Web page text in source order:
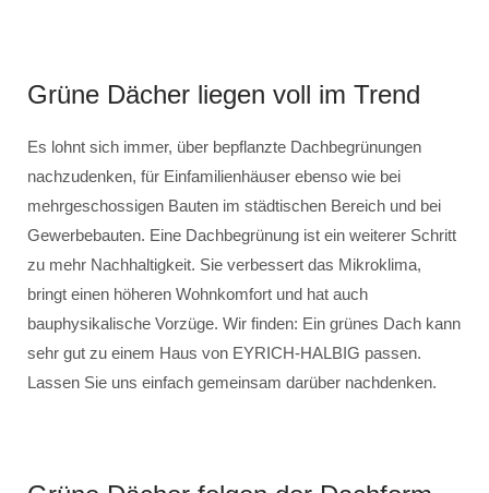
Grüne Dächer liegen voll im Trend
Es lohnt sich immer, über bepflanzte Dachbegrünungen
nachzudenken, für Einfamilienhäuser ebenso wie bei
mehrgeschossigen Bauten im städtischen Bereich und bei
Gewerbebauten. Eine Dachbegrünung ist ein weiterer Schritt
zu mehr Nachhaltigkeit. Sie verbessert das Mikroklima,
bringt einen höheren Wohnkomfort und hat auch
bauphysikalische Vorzüge. Wir finden: Ein grünes Dach kann
sehr gut zu einem Haus von EYRICH-HALBIG passen.
Lassen Sie uns einfach gemeinsam darüber nachdenken.